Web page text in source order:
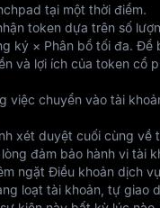
tại một thời điểm.
token dựa trên số
ký × Phân bổ tối đa.
và lợi ích của token
việc chuyển vào tài
xét duyệt cuối cùng
đảm bảo hành vi
ngặt Điều khoản dịch
loạt tài khoản, tự